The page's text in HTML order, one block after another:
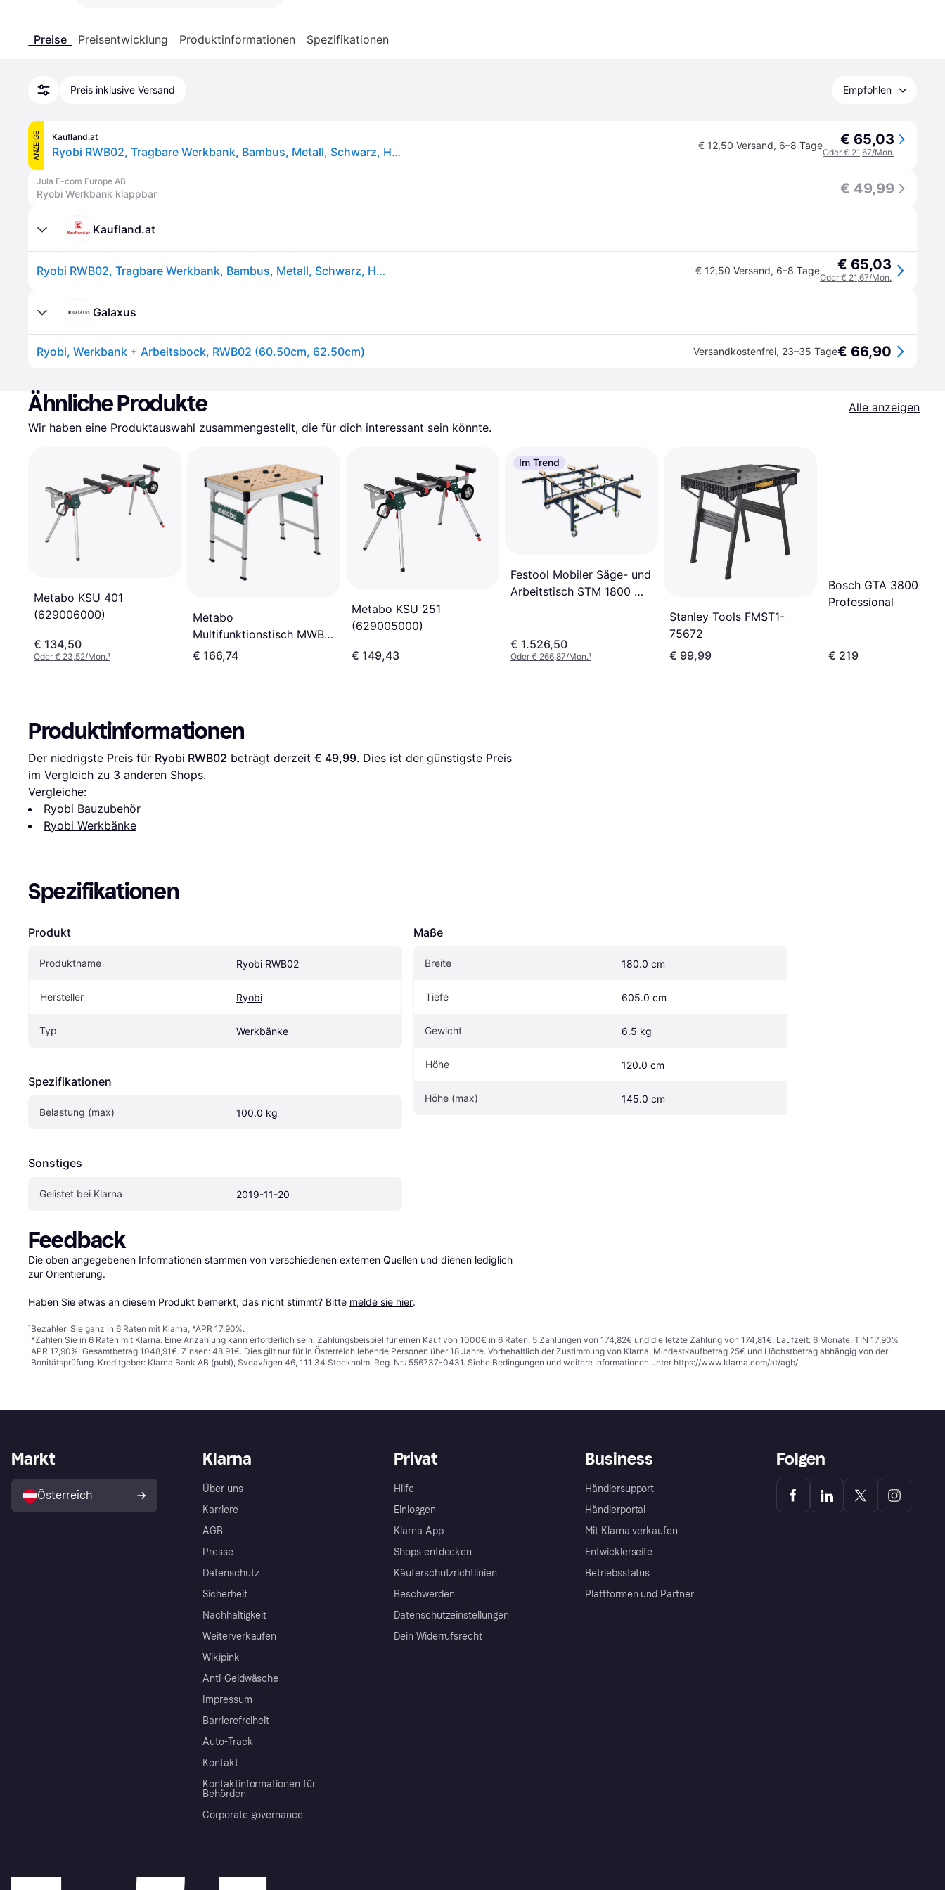
Preise Preisentwicklung Produktinformationen Spezifikationen
Preis inklusive Versand Empfohlen
ANZEIGE Kaufland.at
Ryobi RWB02, Tragbare Werkbank, Bambus, Metall, Schwarz, Holz, 100 kg, 60,5 cm, 18 cm € 12,50 Versand, 6–8 Tage € 65,03
Oder € 21,67/Mon.
Jula E-com Europe AB
Ryobi Werkbank klappbar € 49,99
Kaufland.at
Ryobi RWB02, Tragbare Werkbank, Bambus, Metall, Schwarz, Holz, 100 kg, 60,5 cm, 18 cm € 12,50 Versand, 6–8 Tage € 65,03
Oder € 21,67/Mon.
Galaxus
Ryobi, Werkbank + Arbeitsbock, RWB02 (60.50cm, 62.50cm) Versandkostenfrei, 23–35 Tage€ 66,90
Ähnliche Produkte
Alle anzeigen
Wir haben eine Produktauswahl zusammengestellt, die für dich interessant sein könnte.
Metabo KSU 401
(629006000)
€ 134,50
Oder € 23,52/Mon.¹
Metabo
Multifunktionstisch MWB
100 626991000
€ 166,74
Metabo KSU 251
(629005000)
€ 149,43
Im Trend
Festool Mobiler Säge- und
Arbeitstisch STM 1800 
€ 1.526,50
Oder € 266,87/Mon.¹
Stanley Tools FMST1-
75672
€ 99,99
Bosch GTA 3800
Professional
€ 219
Produktinformationen
Der niedrigste Preis für Ryobi RWB02 beträgt derzeit € 49,99. Dies ist der günstigste Preis
im Vergleich zu 3 anderen Shops.
Vergleiche:
Ryobi Bauzubehör
Ryobi Werkbänke
Spezifikationen
Produkt
Produktname Ryobi RWB02
Hersteller Ryobi
Typ Werkbänke
Spezifikationen
Belastung (max) 100.0 kg
Sonstiges
Gelistet bei Klarna 2019-11-20
Maße
Breite 180.0 cm
Tiefe 605.0 cm
Gewicht 6.5 kg
Höhe 120.0 cm
Höhe (max) 145.0 cm
Feedback
Die oben angegebenen Informationen stammen von verschiedenen externen Quellen und dienen lediglich
zur Orientierung.
Haben Sie etwas an diesem Produkt bemerkt, das nicht stimmt? Bitte melde sie hier.
¹Bezahlen Sie ganz in 6 Raten mit Klarna, *APR 17,90%.
*Zahlen Sie in 6 Raten mit Klarna. Eine Anzahlung kann erforderlich sein. Zahlungsbeispiel für einen Kauf von 1000€ in 6 Raten: 5 Zahlungen von 174,82€ und die letzte Zahlung von 174,81€. Laufzeit: 6 Monate. TIN 17,90%
APR 17,90%. Gesamtbetrag 1048,91€. Zinsen: 48,91€. Dies gilt nur für in Österreich lebende Personen über 18 Jahre. Vorbehaltlich der Zustimmung von Klarna. Mindestkaufbetrag 25€ und Höchstbetrag abhängig von der
Bonitätsprüfung. Kreditgeber: Klarna Bank AB (publ), Sveavägen 46, 111 34 Stockholm, Reg. Nr.: 556737-0431. Siehe Bedingungen und weitere Informationen unter https://www.klarna.com/at/agb/.
Klarna
Über uns
Karriere
AGB
Presse
Datenschutz
Sicherheit
Nachhaltigkeit
Weiterverkaufen
Wikipink
Anti-Geldwäsche
Impressum
Barrierefreiheit
Auto-Track
Kontakt
Kontaktinformationen für
Behörden
Corporate governance
Privat
Hilfe
Einloggen
Klarna App
Shops entdecken
Käuferschutzrichtlinien
Beschwerden
Datenschutzeinstellungen
Dein Widerrufsrecht
Business
Händlersupport
Händlerportal
Mit Klarna verkaufen
Entwicklerseite
Betriebsstatus
Plattformen und Partner
Markt
Österreich
Folgen